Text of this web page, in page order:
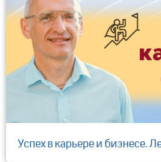
Успех в карьере и бизнесе.